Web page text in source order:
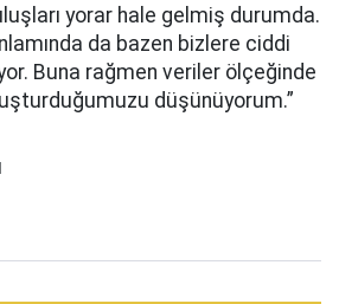
yorar hale gelmiş durumda.
da bazen bizlere ciddi
Buna rağmen veriler ölçeğinde
düşünüyorum.”